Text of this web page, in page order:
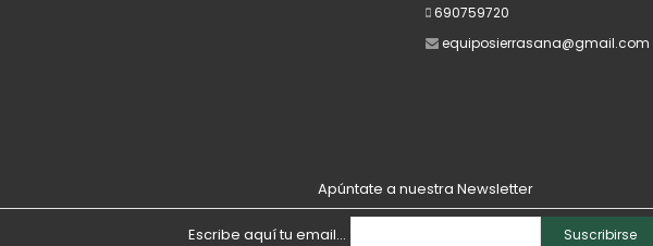
690759720
equiposierrasana@gmail.com
Apúntate a nuestra Newsletter
Escribe aquí tu email... Suscribirse